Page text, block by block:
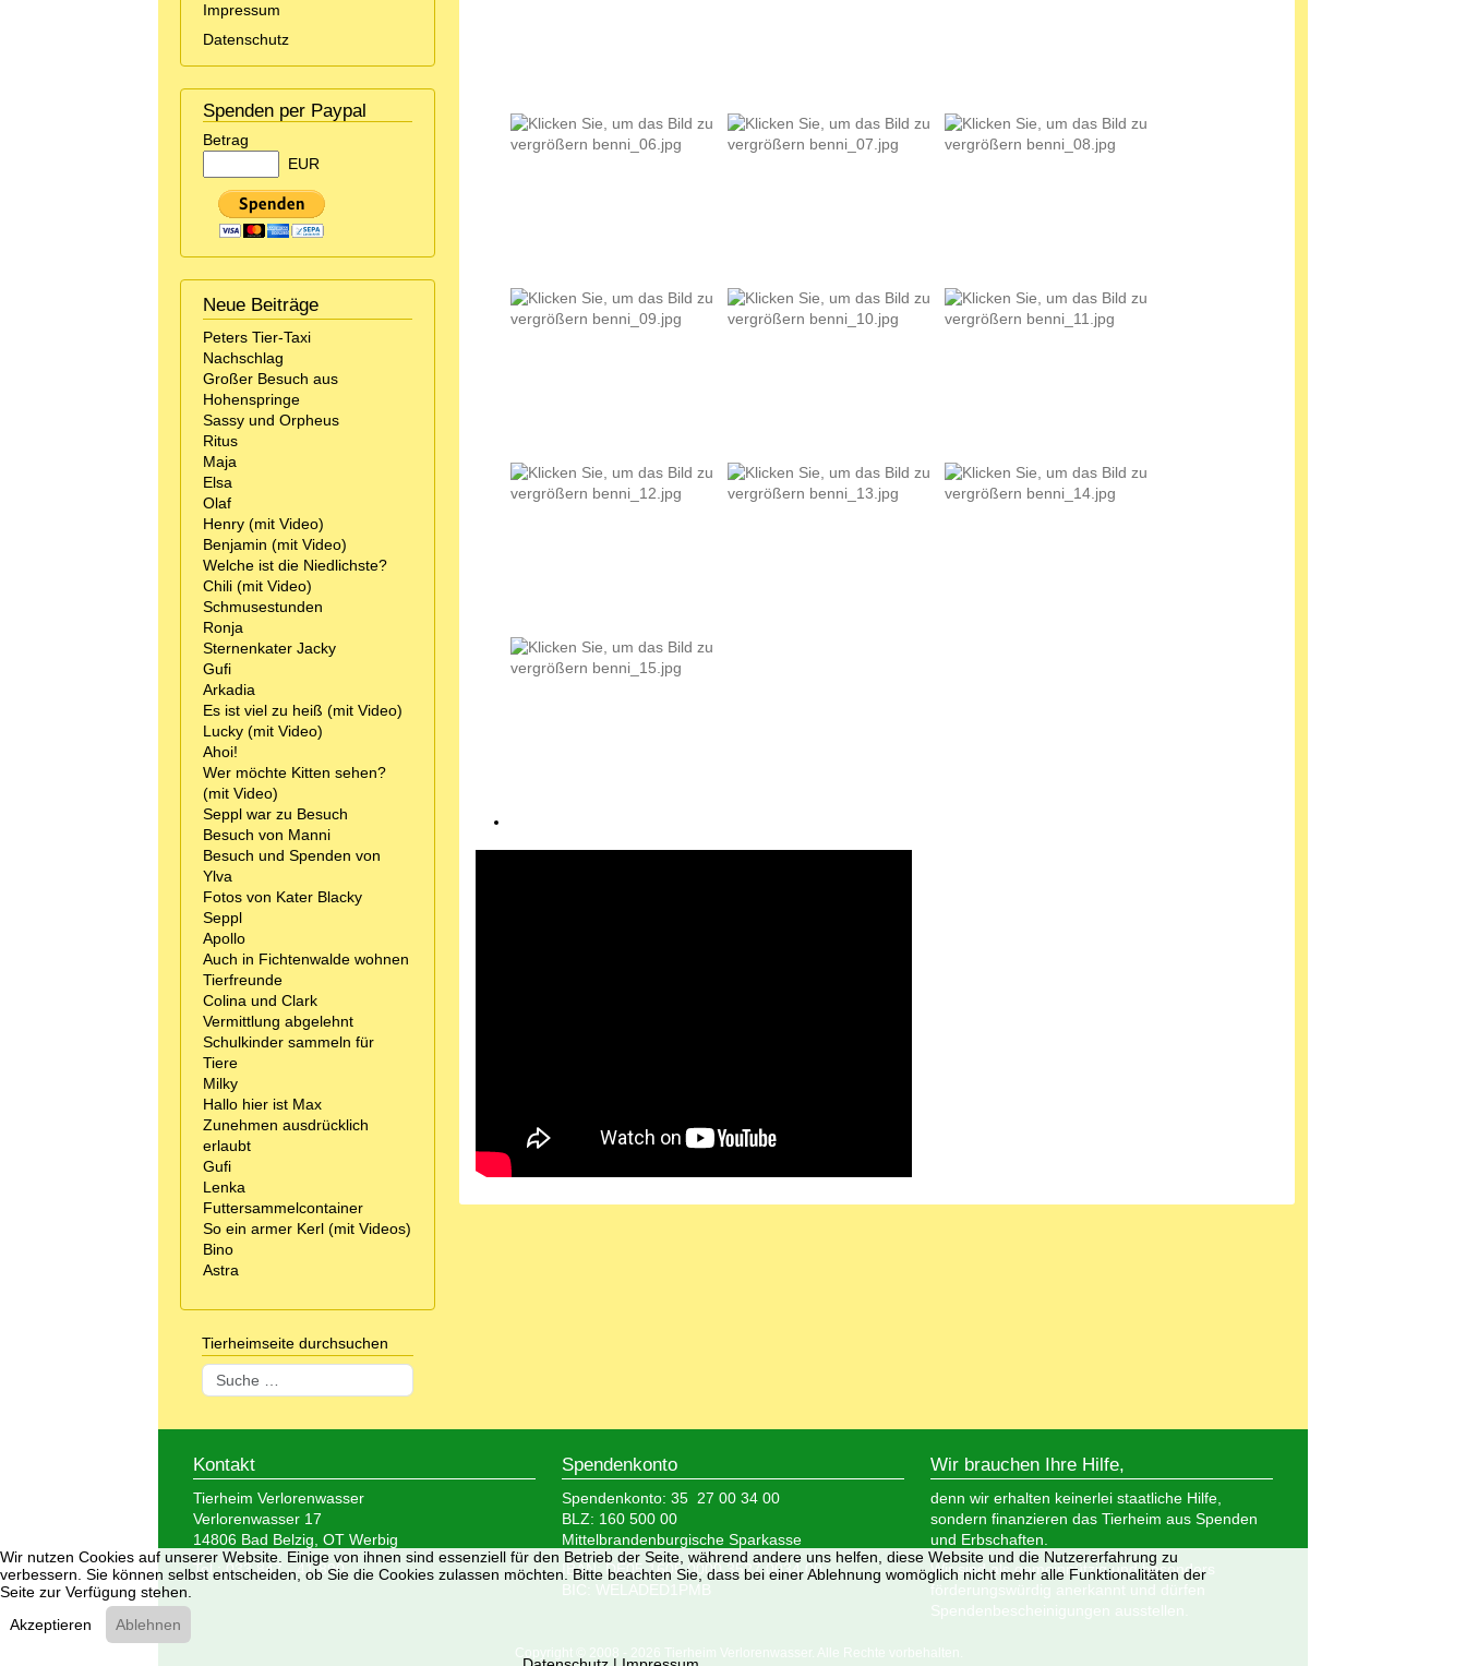
Impressum
Datenschutz
Spenden per Paypal
Betrag
EUR
Neue Beiträge
Peters Tier-Taxi
Nachschlag
Großer Besuch aus
Hohenspringe
Sassy und Orpheus
Ritus
Maja
Elsa
Olaf
Henry (mit Video)
Benjamin (mit Video)
Welche ist die Niedlichste?
Chili (mit Video)
Schmusestunden
Ronja
Sternenkater Jacky
Gufi
Arkadia
Es ist viel zu heiß (mit Video)
Lucky (mit Video)
Ahoi!
Wer möchte Kitten sehen?
(mit Video)
Seppl war zu Besuch
Besuch von Manni
Besuch und Spenden von
Ylva
Fotos von Kater Blacky
Seppl
Apollo
Auch in Fichtenwalde wohnen
Tierfreunde
Colina und Clark
Vermittlung abgelehnt
Schulkinder sammeln für
Tiere
Milky
Hallo hier ist Max
Zunehmen ausdrücklich
erlaubt
Gufi
Lenka
Futtersammelcontainer
So ein armer Kerl (mit Videos)
Bino
Astra
Tierheimseite durchsuchen
Suchen
Kontakt
Tierheim Verlorenwasser
Verlorenwasser 17
14806 Bad Belzig, OT Werbig
Tel.: 033 847 - 41 890
Spendenkonto
Spendenkonto: 35 27 00 34 00
BLZ: 160 500 00
Mittelbrandenburgische Sparkasse
IBAN: DE05 1605 0000 3527 0034 00
BIC: WELADED1PMB
Wir brauchen Ihre Hilfe,
denn wir erhalten keinerlei staatliche Hilfe,
sondern finanzieren das Tierheim aus Spenden
und Erbschaften.
Wir sind als gemeinnützig und besonders
förderungswürdig anerkannt und dürfen
Spendenbescheinigungen ausstellen.
Copyright © 2008 - 2026 Tierheim Verlorenwasser. Alle Rechte vorbehalten.
Wir nutzen Cookies auf unserer Website. Einige von ihnen sind essenziell für den Betrieb der Seite, während andere uns helfen, diese Website und die Nutzererfahrung zu
verbessern. Sie können selbst entscheiden, ob Sie die Cookies zulassen möchten. Bitte beachten Sie, dass bei einer Ablehnung womöglich nicht mehr alle Funktionalitäten der
Seite zur Verfügung stehen.
Akzeptieren
Ablehnen